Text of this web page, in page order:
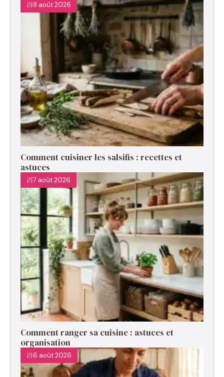
8 août 2026
Comment cuisiner les salsifis : recettes et
astuces
7 août 2026
Comment ranger sa cuisine : astuces et
organisation
6 août 2026